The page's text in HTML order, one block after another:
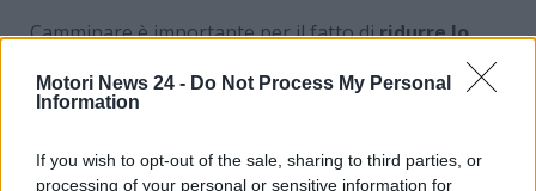
Motori News 24 - Do Not Process My Personal
Information
If you wish to opt-out of the sale, sharing to third parties, or
processing of your personal or sensitive information for
Camminare è importante per il fatto diridurre lo
muscolari che si accumulano nel corso della giornata.
presto, chi di sera e chi per spostarsi per compiere